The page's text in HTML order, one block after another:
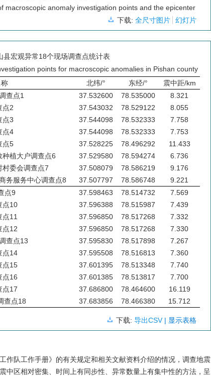
macroscopic anomaly investigation points and the epicenter
下载:全尺寸图片 幻灯片
县宏观异常18个现场调查点统计表
points for macroscopic anomalies in Pishan county
北纬/° 东经/° 震中距/km
查点1 37.532600 78.535000
8.321
点2
37.543032 78.529122
8.055
点3
37.544098 78.532333
7.758
点4
37.544098 78.532333
7.753
点5
37.528225 78.496292
11.433
植大户调查点6
37.529580 78.594274
6.736
村委会调查点7
37.508079 78.586219
9.176
务服务中心调查点8
37.507797 78.586748 9.221
点9 37.598463 78.514732
7.569
点10
37.596388 78.515987
7.439
点11
37.596850 78.517268
7.332
点12
37.596850 78.517268
7.330
查点13
37.595830 78.517898
7.267
点14
37.595508 78.516813
7.360
点15
37.601395 78.513348
7.740
点16
37.601385 78.513817
7.700
点17
37.686800 78.464600
16.119
查点18
37.683856 78.466380 15.712
下载:导出CSV | 显示表格
作队工作手册》的有关规定和相关文献资料介绍的情况，调查地震
中区相对密集、时间上有同步性、异常数量上有集中性的方法，呈